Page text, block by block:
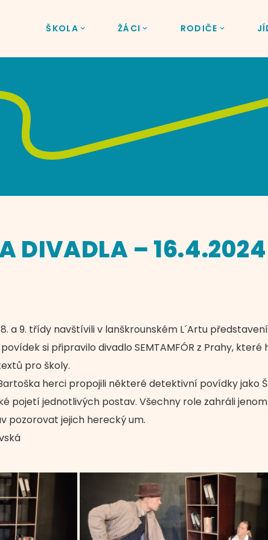
ŠKOLA ŽÁCI RODIČE
DIVADLA – 16.4.2024
8. a 9. třídy navštívili v lanškrounském L´Artu
si připravilo divadlo SEMTAMFÓR z Prahy, které
pro školy.
herci propojili některé detektivní povídky jako
pojetí jednotlivých postav. Všechny role zahráli
pozorovat jejich herecký um.